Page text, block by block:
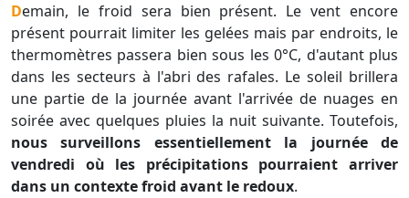
Demain, le froid sera bien présent. Le vent encore
présent pourrait limiter les gelées mais par endroits, le
thermomètres passera bien sous les 0°C, d'autant plus
dans les secteurs à l'abri des rafales. Le soleil brillera
une partie de la journée avant l'arrivée de nuages en
soirée avec quelques pluies la nuit suivante. Toutefois,
nous surveillons essentiellement la journée de
vendredi où les précipitations pourraient arriver
dans un contexte froid avant le redoux.